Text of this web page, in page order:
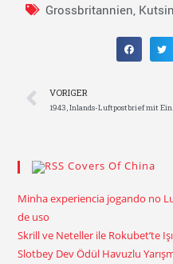
Grossbritannien
VORIGER
1943,
Covers Of China
Minha experiencia jogando no
de uso
Skrill ve Neteller ile Rokubet’te
Slotbey Dev Ödül Havuzlu